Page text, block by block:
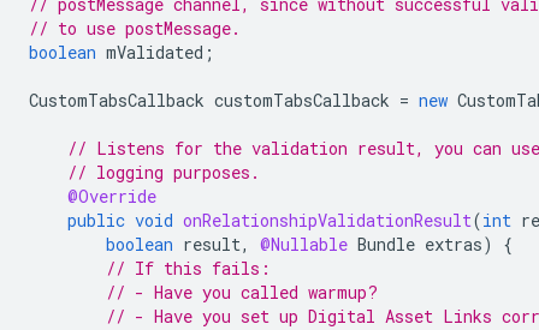
// to use postMessage.
boolean mValidated ;
CustomTabsCallback customTabsCallback = new
// Listens for the validation result, you can
// logging purposes.
@Override
public void onRelationshipValidationResult(int
boolean result, @Nullable Bundle extras)
{
// If this fails:
// - Have you called warmup?
// - Have you set up Digital Asset Links